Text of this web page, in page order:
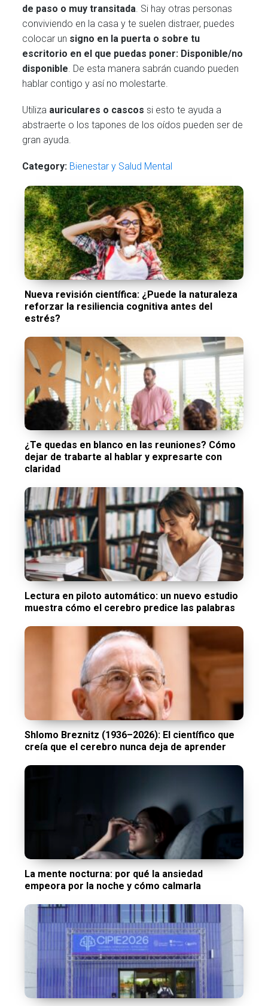
de paso o muy transitada . Si hay otras personas
conviviendo en la casa y te suelen distraer, puedes
colocar un signo en la puerta o sobre tu
escritorio en el que puedas poner: Disponible/no
disponible . De esta manera sabrán cuando pueden
hablar contigo y así no molestarte.
Utiliza auriculares o cascos si esto te ayuda a
abstraerte o los tapones de los oídos pueden ser de
gran ayuda.
Category: Bienestar y Salud Mental
Nueva revisión científica: ¿Puede la naturaleza
reforzar la resiliencia cognitiva antes del
estrés?
¿Te quedas en blanco en las reuniones? Cómo
dejar de trabarte al hablar y expresarte con
claridad
Lectura en piloto automático: un nuevo estudio
muestra cómo el cerebro predice las palabras
Shlomo Breznitz (1936–2026): El científico que
creía que el cerebro nunca deja de aprender
La mente nocturna: por qué la ansiedad
empeora por la noche y cómo calmarla